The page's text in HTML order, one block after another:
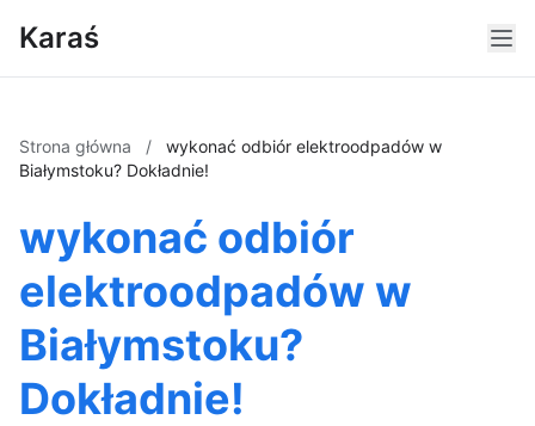
Karaś
Strona główna /
wykonać odbiór elektroodpadów w
Białymstoku? Dokładnie!
wykonać odbiór
elektroodpadów w
Białymstoku?
Dokładnie!